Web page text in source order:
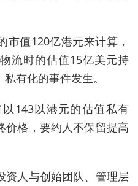
市值120亿港元来计算，
流时的估值15亿美元持
有化的事件发生。
143以港元的估值私有
价格，要约人不保留提高
资人与创始团队、管理层